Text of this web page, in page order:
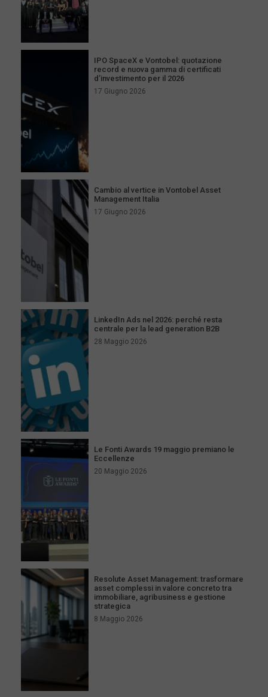
IPO SpaceX e Vontobel: quotazione
record e nuova gamma di certificati
d’investimento per il 2026
17 Giugno 2026
Cambio al vertice in Vontobel Asset
Management Italia
17 Giugno 2026
LinkedIn Ads nel 2026: perché resta
centrale per la lead generation B2B
28 Maggio 2026
Le Fonti Awards 19 maggio premiano le
Eccellenze
20 Maggio 2026
Resolute Asset Management: trasformare
asset complessi in valore concreto tra
immobiliare, agribusiness e gestione
strategica
8 Maggio 2026